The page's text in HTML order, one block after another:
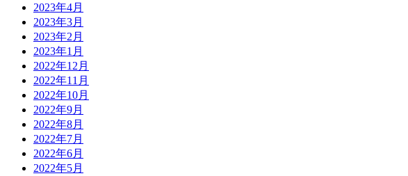
2023年4月
2023年3月
2023年2月
2023年1月
2022年12月
2022年11月
2022年10月
2022年9月
2022年8月
2022年7月
2022年6月
2022年5月